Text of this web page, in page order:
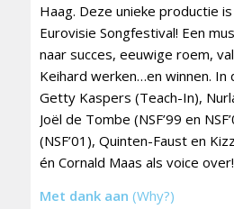
Haag. Deze unieke productie
Eurovisie Songfestival! Een
naar succes, eeuwige roem,
Keihard werken…en winnen. In
Getty Kaspers (Teach-In),
Joël de Tombe (NSF’99 en
(NSF’01), Quinten-Faust en
én Cornald Maas als voice over!
Met dank aan (Why?)